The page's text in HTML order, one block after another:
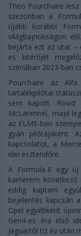
Theo Pourchaire
szezonban a
újabb korábbi
világbajnokságon:
bejárta ezt az utat –
es kitérőjét
szériában 2023-ban
Pourchaire az
tartalékpilótai
sem kapott.
McLarennél, majd
az ELMS-ben
gyári pilótájaként.
kapcsolatot, a
idei esztendőre.
A Formula-E egy új
karrierem
eddig kaptam
bejelentés kapcsán
Opel egyébként
Gen4-es éra első
Jaguartól tíz év után